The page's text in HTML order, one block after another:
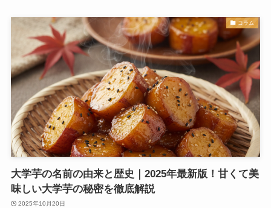
コラム
大学芋の名前の由来と歴史｜2025年最新版！甘くて美
味しい大学芋の秘密を徹底解説
2025年10月20日